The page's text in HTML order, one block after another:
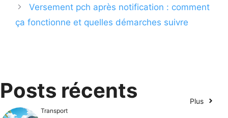
Versement pch après notification : comment
ça fonctionne et quelles démarches suivre
Posts récents Plus
Transport